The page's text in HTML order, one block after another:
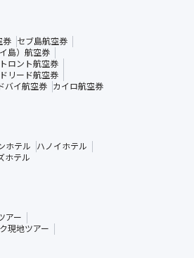
券
セブ島航空券
島）航空券
トロント航空券
リード航空券
ドバイ航空券 カイロ航空券
ホテル
ハノイホテル
ホテル
アー
現地ツアー